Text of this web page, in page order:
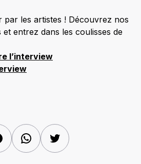
par les artistes ! Découvrez nos
entrez dans les coulisses de
l’interview
FacebookWhatsAppTwitter